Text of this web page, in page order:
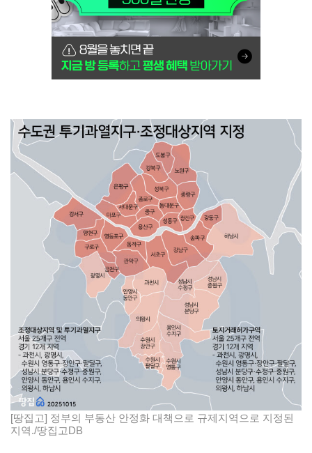
[땅집고] 정부의 부동산 안정화 대책으로 규제지역으로 지정된
지역./땅집고DB